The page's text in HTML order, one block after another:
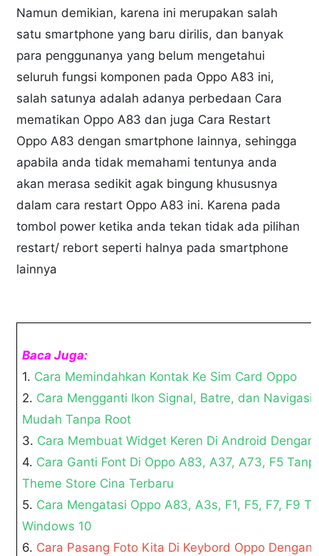
Namun demikian, karena ini merupakan salah
satu smartphone yang baru dirilis, dan banyak
para penggunanya yang belum mengetahui
seluruh fungsi komponen pada Oppo A83 ini,
salah satunya adalah adanya perbedaan Cara
mematikan Oppo A83 dan juga Cara Restart
Oppo A83 dengan smartphone lainnya, sehingga
apabila anda tidak memahami tentunya anda
akan merasa sedikit agak bingung khususnya
dalam cara restart Oppo A83 ini. Karena pada
tombol power ketika anda tekan tidak ada pilihan
restart/ rebort seperti halnya pada smartphone
lainnya
Baca Juga:
1. Cara Memindahkan Kontak Ke Sim Card Oppo
2. Cara Mengganti Ikon Signal, Batre, dan Navigasi
Mudah Tanpa Root
3. Cara Membuat Widget Keren Di Android
4. Cara Ganti Font Di Oppo A83, A37, A73, F5
Theme Store Cina Terbaru
5. Cara Mengatasi Oppo A83, A3s, F1, F5, F7, F9
Windows 10
6. Cara Pasang Foto Kita Di Keybord Oppo Dengan